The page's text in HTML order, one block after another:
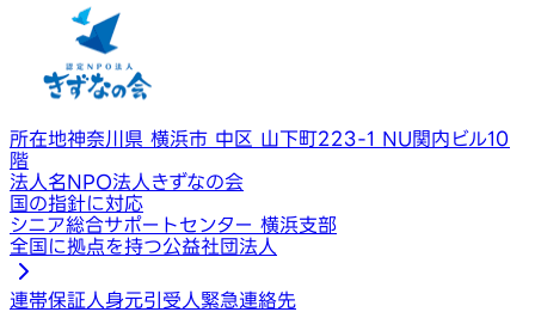
所在地神奈川県 横浜市 中区 山下町223-1 NU関内ビル10
階
法人名NPO法人きずなの会
国の指針に対応
シニア総合サポートセンター 横浜支部
全国に拠点を持つ公益社団法人
連帯保証人身元引受人緊急連絡先